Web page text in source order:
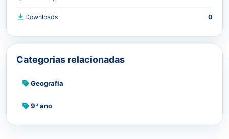
Downloads 0
Categorias relacionadas
Geografia
9º ano